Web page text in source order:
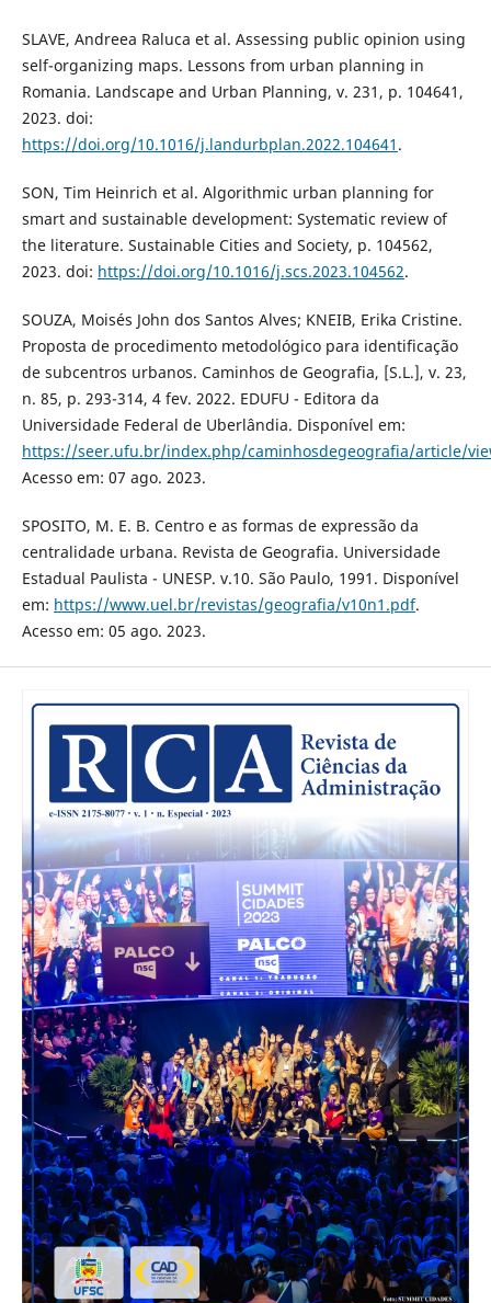
SLAVE, Andreea Raluca et al. Assessing public opinion using
self-organizing maps. Lessons from urban planning in
Romania. Landscape and Urban Planning, v. 231, p. 104641,
2023. doi:
https://doi.org/10.1016/j.landurbplan.2022.104641 .
SON, Tim Heinrich et al. Algorithmic urban planning for
smart and sustainable development: Systematic review of
the literature. Sustainable Cities and Society, p. 104562,
2023. doi: https://doi.org/10.1016/j.scs.2023.104562.
SOUZA, Moisés John dos Santos Alves; KNEIB, Erika Cristine.
Proposta de procedimento metodológico para identificação
de subcentros urbanos. Caminhos de Geografia, [S.L.], v. 23,
n. 85, p. 293-314, 4 fev. 2022. EDUFU - Editora da
Universidade Federal de Uberlândia. Disponível em:
https://seer.ufu.br/index.php/caminhosdegeografia/article/
Acesso em: 07 ago. 2023.
SPOSITO, M. E. B. Centro e as formas de expressão da
centralidade urbana. Revista de Geografia. Universidade
Estadual Paulista - UNESP. v.10. São Paulo, 1991. Disponível
em: https://www.uel.br/revistas/geografia/v10n1.pdf.
Acesso em: 05 ago. 2023.